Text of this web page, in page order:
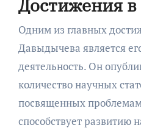
Достижения в
Одним из главных
Давыдычева является
деятельность. Он
количество научных
посвященных
способствует развитию